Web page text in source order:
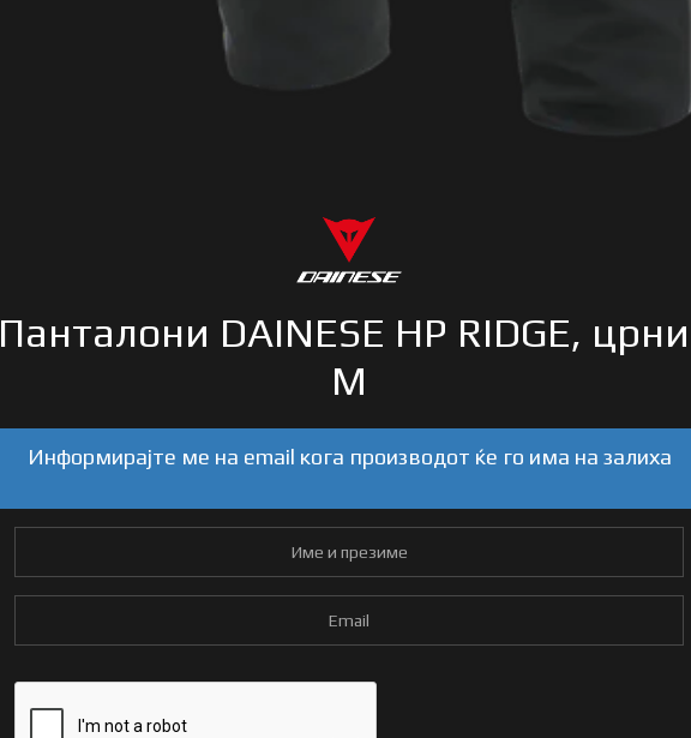
Панталони DAINESE HP RIDGE,
M
Информирајте ме на email кога производот ќе го има на залиха